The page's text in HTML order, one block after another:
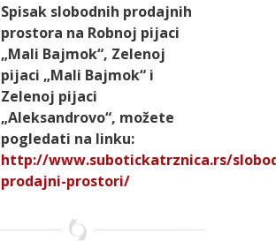
Spisak slobodnih prodajnih
prostora na Robnoj pijaci
„Mali Bajmok“, Zelenoj
pijaci „Mali Bajmok“ i
Zelenoj pijaci
„Aleksandrovo“, možete
pogledati na linku:
http://www.subotickatrznica.rs/
prodajni-prostori/